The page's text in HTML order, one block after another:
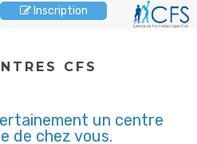
Inscription
CFS
un centre
de chez vous.